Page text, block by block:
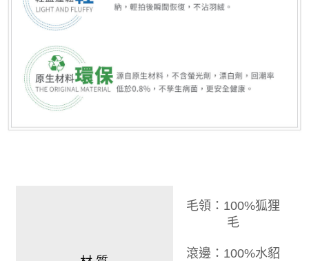
毛領 ：100%狐狸
毛
滾邊：100%水貂